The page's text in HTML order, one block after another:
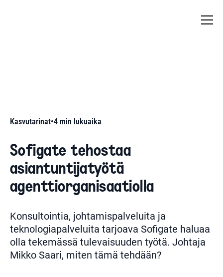
Kasvutarinat•4 min lukuaika
Sofigate tehostaa
asiantuntijatyötä
agenttiorganisaatiolla
Konsultointia, johtamispalveluita ja
teknologiapalveluita tarjoava Sofigate haluaa
olla tekemässä tulevaisuuden työtä. Johtaja
Mikko Saari, miten tämä tehdään?